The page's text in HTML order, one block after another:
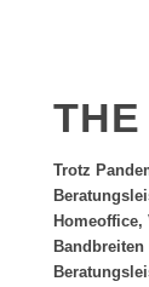
Trotz